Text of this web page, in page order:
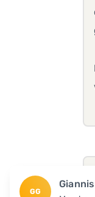
GG